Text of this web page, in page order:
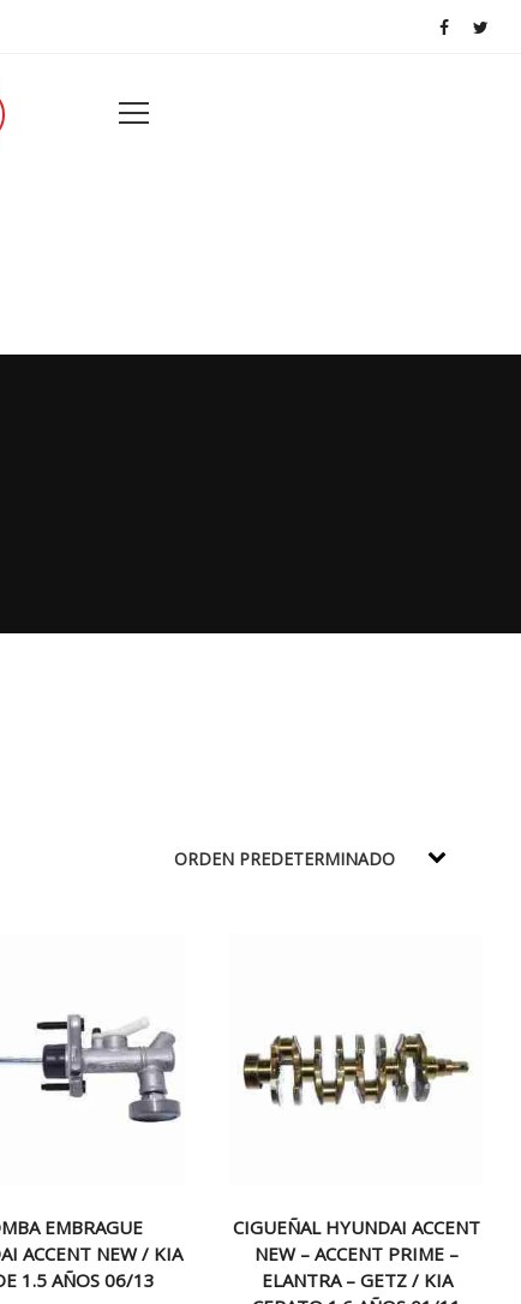
EMBRAGUE
ACCENT NEW / KIA
1.5 AÑOS 06/13
CIGUEÑAL HYUNDAI ACCENT
NEW – ACCENT PRIME –
ELANTRA – GETZ / KIA